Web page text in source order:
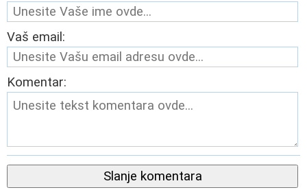
Vaš email:
Komentar:
Slanje komentara